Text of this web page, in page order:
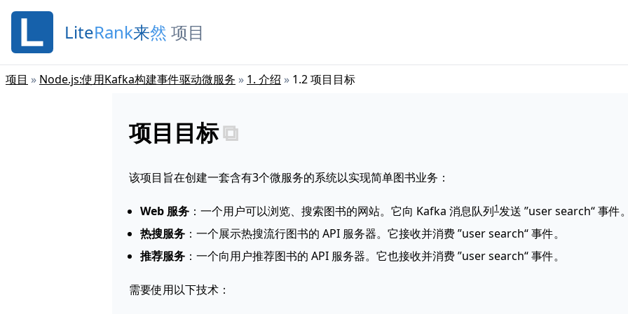
LiteRank来然 项目
项目 » Node.js:使用Kafka构建事件驱动微服务 » 1. 介绍 » 1.2项目目标
项目目标
该项目旨在创建一套含有3个微服务的系统以实现简单图书业务：
Web 服务 ：一个用户可以浏览、搜索图书的网站。它向 Kafka 消息队列1发送 ”user search“ 事件
热搜服务 ：一个展示热搜流行图书的 API 服务器。它接收并消费 ”user search“ 事件。
推荐服务 ：一个向用户推荐图书的 API 服务器。它也接收并消费 ”user search“ 事件。
需要使用以下技术：